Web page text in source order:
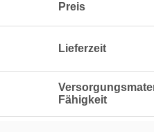
Preis
Lieferzeit
Fähigkeit